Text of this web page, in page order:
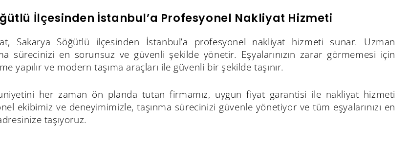
İlçesinden İstanbul’a Profesyonel Nakliyat Hizmeti
Sakarya Söğütlü ilçesinden İstanbul’a profesyonel nakliyat hizmeti sunar. Uzman
sürecinizi en sorunsuz ve güvenli şekilde yönetir. Eşyalarınızın zarar görmemesi için
yapılır ve modern taşıma araçları ile güvenli bir şekilde taşınır.
her zaman ön planda tutan firmamız, uygun fiyat garantisi ile nakliyat hizmeti
ekibimiz ve deneyimimizle, taşınma sürecinizi güvenle yönetiyor ve tüm eşyalarınızı en
taşıyoruz.